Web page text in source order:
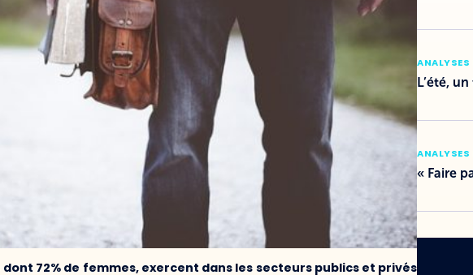
dont 72% de femmes, exercent dans les secteurs publics et privés
L’été,
« Faire